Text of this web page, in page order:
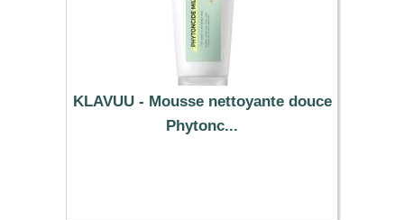
KLAVUU - Mousse nettoyante douce
Phytonc...